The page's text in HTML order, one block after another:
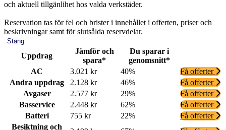
och aktuell tillgänlihet hos valda verkstäder.
Reservation tas för fel och brister i innehållet i offerten, priser och
beskrivningar samt för slutsålda reservdelar.
Stäng
Uppdrag
Jämför och
spara*
Du sparar i
genomsnitt*
AC
3.021 kr 40%
Få offerter
Andra uppdrag
2.128 kr 46%
Få offerter
Avgaser
2.577 kr 29%
Få offerter
Basservice
2.448 kr 62%
Få offerter
Batteri
755 kr 22%
Få offerter
Besiktning och